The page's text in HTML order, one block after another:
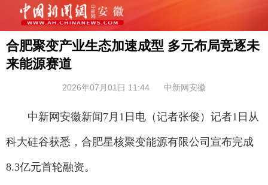
合肥聚变产业生态加速成型 多元布局竞逐未
来能源赛道
2026年07月01日 11:44 中新网安徽
中新网安徽新闻7月1日电（记者张俊）记者1日从
科大硅谷获悉，合肥星核聚变能源有限公司宣布完成
8.3亿元首轮融资。